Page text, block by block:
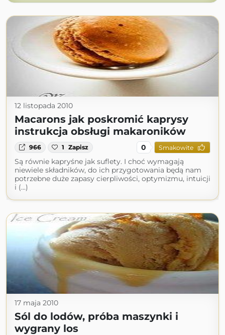
12 listopada 2010
Macarons jak poskromić kaprysy
instrukcja obsługi makaroników
966 1 Zapisz 0 Smakowite
Są równie kapryśne jak suflety. I choć wymagają
niewiele składników, do ich przygotowania będą nam
potrzebne duże zapasy cierpliwości, optymizmu, intuicji
i (...)
17 maja 2010
Sól do lodów, próba maszynki i
wygrany los